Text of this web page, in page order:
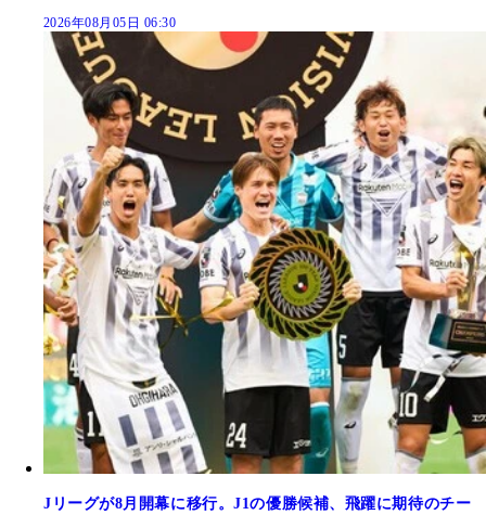
2026年08月05日 06:30
Jリーグが8月開幕に移行。J1の優勝候補、飛躍に期待のチー